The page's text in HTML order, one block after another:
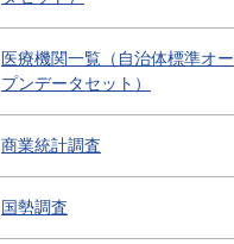
医療機関一覧（自治体標準オー
プンデータセット）
商業統計調査
国勢調査